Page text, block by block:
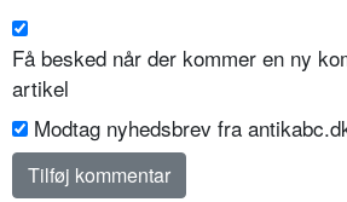
Få besked når der kommer en ny
artikel
Modtag nyhedsbrev fra